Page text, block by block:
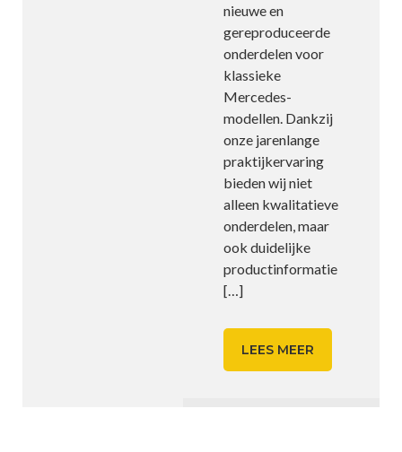
nieuwe en
gereproduceerde
onderdelen voor
klassieke
Mercedes-
modellen. Dankzij
onze jarenlange
praktijkervaring
bieden wij niet
alleen kwalitatieve
onderdelen, maar
ook duidelijke
productinformatie
[…]
LEES MEER